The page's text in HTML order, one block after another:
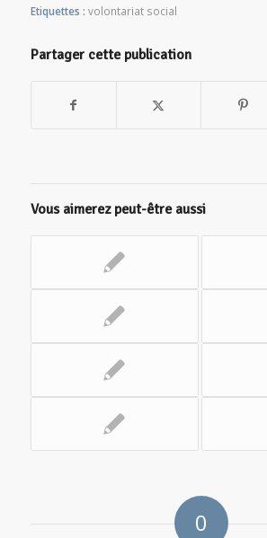
Etiquettes : volontariat social
Partager cette publication
Vous aimerez peut-être aussi
0